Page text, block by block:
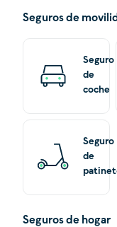
Seguros de
Seguro
de
coche
Seguro
de
Seguros de hogar